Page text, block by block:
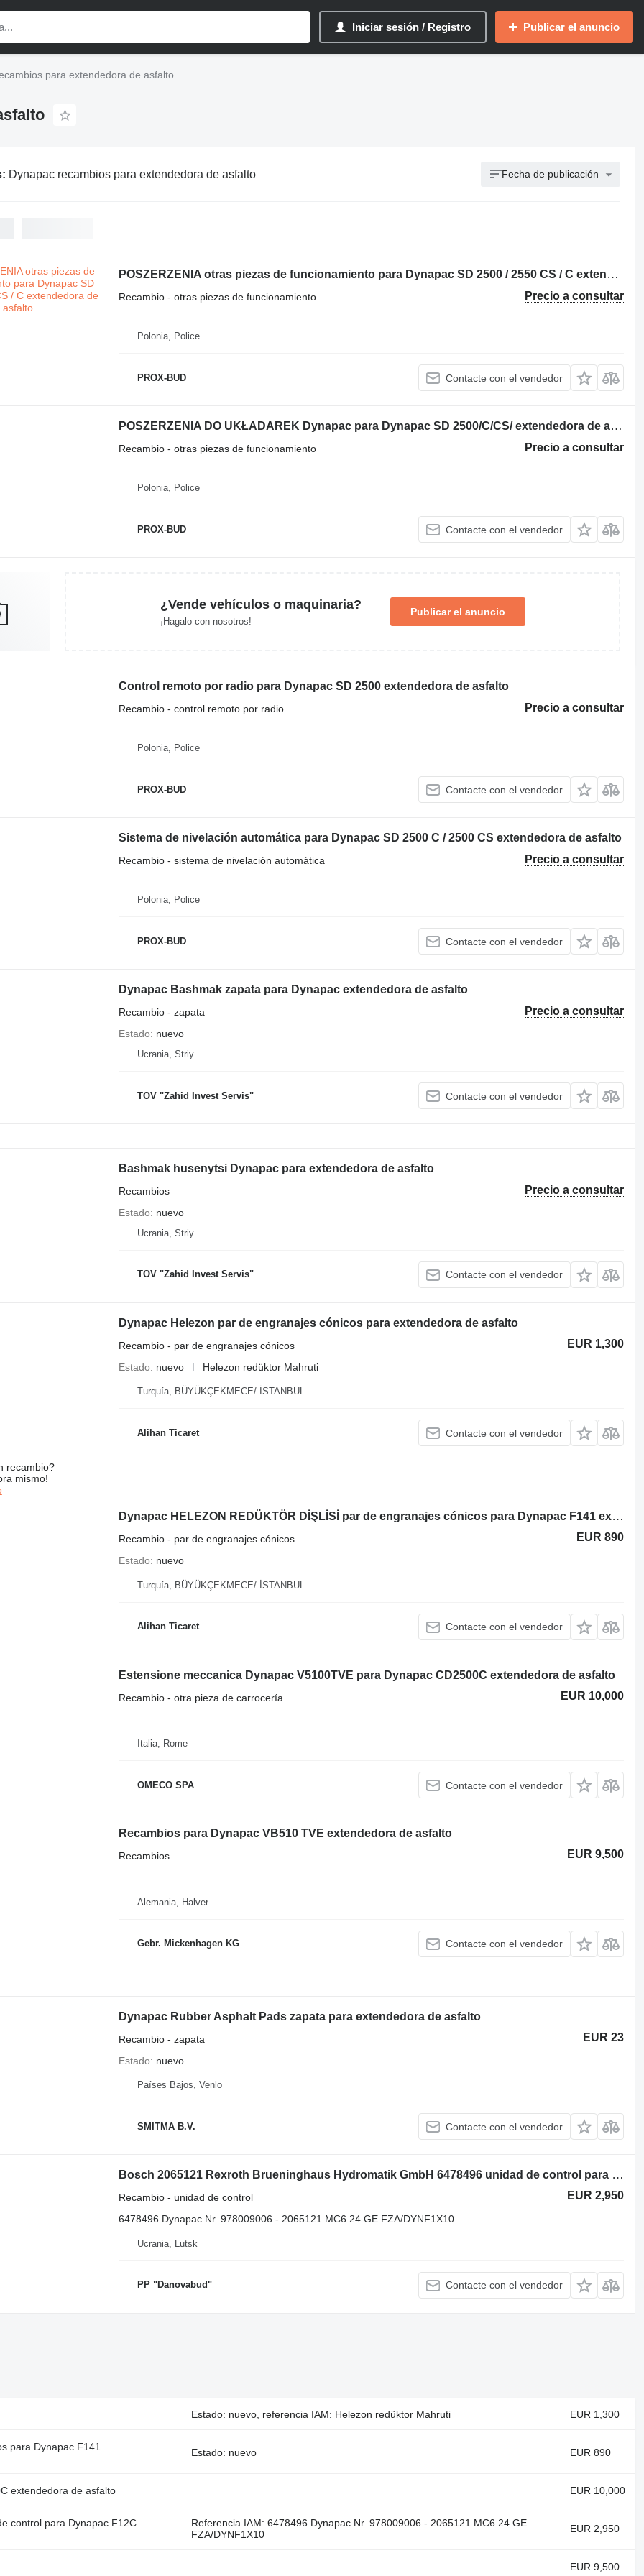
Iniciar sesión / Registro Publicar el anuncio
para extendedora de asfalto
Dynapac recambios para extendedora de asfalto Fecha de publicación
POSZERZENIA otras piezas de funcionamiento para Dynapac SD 2500 / 2550 CS / C extendedora de asfalto
Precio a consultar
Recambio - otras piezas de funcionamiento
Polonia, Police
PROX-BUD Contacte con el vendedor
POSZERZENIA DO UKŁADAREK Dynapac para Dynapac SD 2500/C/CS/ extendedora de asfalto
Precio a consultar
Recambio - otras piezas de funcionamiento
Polonia, Police
PROX-BUD Contacte con el vendedor
¿Vende vehículos o maquinaria?
¡Hagalo con nosotros!
Publicar el anuncio
Control remoto por radio para Dynapac SD 2500 extendedora de asfalto
Precio a consultar
Recambio - control remoto por radio
Polonia, Police
PROX-BUD Contacte con el vendedor
Sistema de nivelación automática para Dynapac SD 2500 C / 2500 CS extendedora de asfalto
Precio a consultar
Recambio - sistema de nivelación automática
Polonia, Police
PROX-BUD Contacte con el vendedor
Dynapac Bashmak zapata para Dynapac extendedora de asfalto
Precio a consultar
Recambio - zapata
Estado
nuevo
Ucrania, Striy
TOV "Zahid Invest Servis" Contacte con el vendedor
Bashmak husenytsi Dynapac para extendedora de asfalto
Precio a consultar
Recambios
Estado
nuevo
Ucrania, Striy
TOV "Zahid Invest Servis" Contacte con el vendedor
Dynapac Helezon par de engranajes cónicos para extendedora de asfalto
EUR 1,300
Recambio - par de engranajes cónicos
Estado
nuevo Helezon redüktor Mahruti
Turquía, BÜYÜKÇEKMECE/ İSTANBUL
Alihan Ticaret Contacte con el vendedor
recambio?
mismo!
Dynapac HELEZON REDÜKTÖR DİŞLİSİ par de engranajes cónicos para Dynapac F141 extendedora de asfalto
EUR 890
Recambio - par de engranajes cónicos
Estado
nuevo
Turquía, BÜYÜKÇEKMECE/ İSTANBUL
Alihan Ticaret Contacte con el vendedor
Estensione meccanica Dynapac V5100TVE para Dynapac CD2500C extendedora de asfalto
EUR 10,000
Recambio - otra pieza de carrocería
Italia, Rome
OMECO SPA Contacte con el vendedor
Recambios para Dynapac VB510 TVE extendedora de asfalto
EUR 9,500
Recambios
Alemania, Halver
Gebr. Mickenhagen KG Contacte con el vendedor
Dynapac Rubber Asphalt Pads zapata para extendedora de asfalto
EUR 23
Recambio - zapata
Estado
nuevo
Países Bajos, Venlo
SMITMA B.V. Contacte con el vendedor
Bosch 2065121 Rexroth Brueninghaus Hydromatik GmbH 6478496 unidad de control para Dynapac F12C extendedora de asfalto
EUR 2,950
Recambio - unidad de control
6478496 Dynapac Nr. 978009006 - 2065121 MC6 24 GE FZA/DYNF1X10
Ucrania, Lutsk
PP "Danovabud" Contacte con el vendedor
Estado: nuevo, referencia IAM: Helezon redüktor Mahruti EUR 1,300
para Dynapac F141
Estado: nuevo EUR 890
extendedora de asfalto EUR 10,000
control para Dynapac F12C
Referencia IAM: 6478496 Dynapac Nr. 978009006 - 2065121 MC6 24 GE
FZA/DYNF1X10
EUR 2,950
EUR 9,500